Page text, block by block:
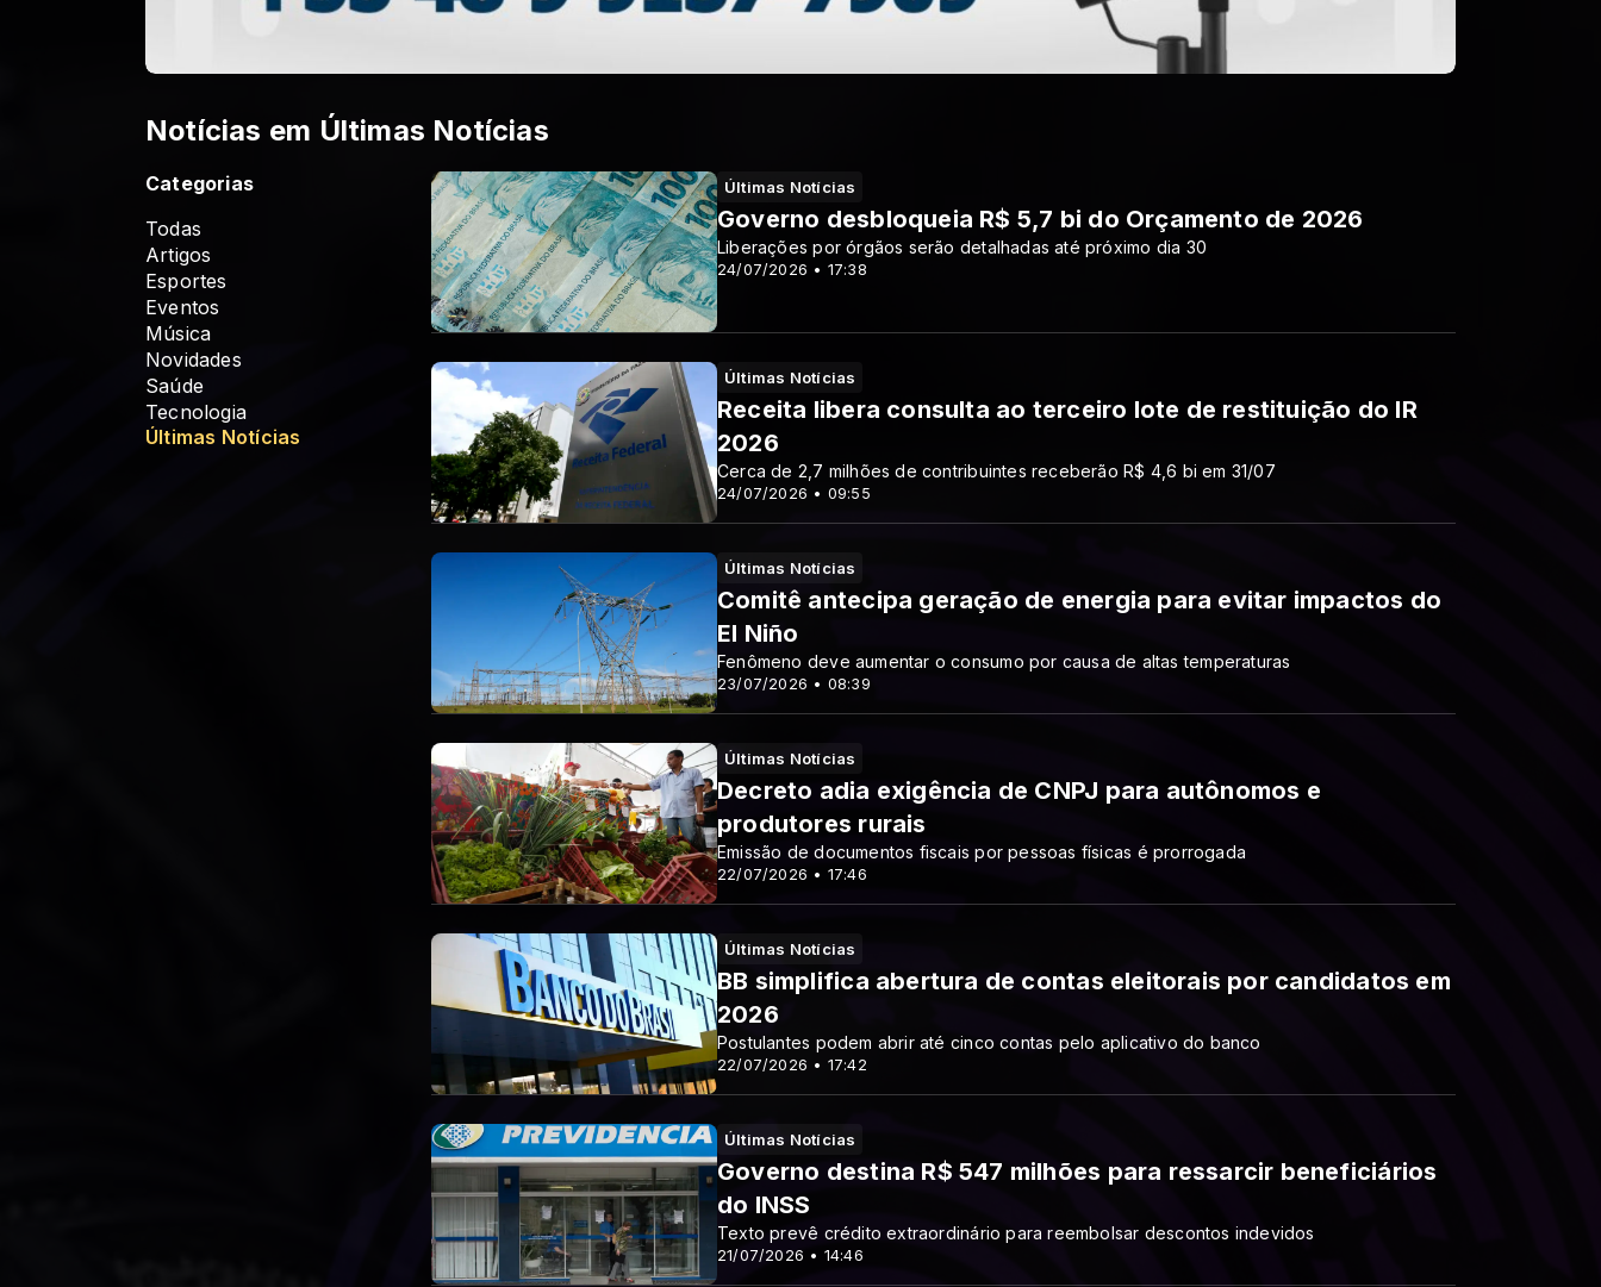
Notícias em Últimas Notícias
Categorias
Todas
Artigos
Esportes
Eventos
Música
Novidades
Saúde
Tecnologia
Últimas Notícias
Últimas Notícias
24/07/2026 • 17:38
Governo desbloqueia R$ 5,7 bi do Orçamento de 2026
Liberações por órgãos serão detalhadas até próximo dia 30
Últimas Notícias
24/07/2026 • 09:55
Receita libera consulta ao terceiro lote de restituição do IR
2026
Cerca de 2,7 milhões de contribuintes receberão R$ 4,6 bi em 31/07
Últimas Notícias
23/07/2026 • 08:39
Comitê antecipa geração de energia para evitar impactos do
El Niño
Fenômeno deve aumentar o consumo por causa de altas temperaturas
Últimas Notícias
22/07/2026 • 17:46
Decreto adia exigência de CNPJ para autônomos e
produtores rurais
Emissão de documentos fiscais por pessoas físicas é prorrogada
Últimas Notícias
22/07/2026 • 17:42
BB simplifica abertura de contas eleitorais por candidatos em
2026
Postulantes podem abrir até cinco contas pelo aplicativo do banco
Últimas Notícias
21/07/2026 • 14:46
Governo destina R$ 547 milhões para ressarcir beneficiários
do INSS
Texto prevê crédito extraordinário para reembolsar descontos indevidos